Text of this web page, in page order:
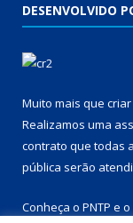
DESENVOLVIDO
Muito mais que
Realizamos uma
contrato que todas
pública serão
Conheça o PNTP e o